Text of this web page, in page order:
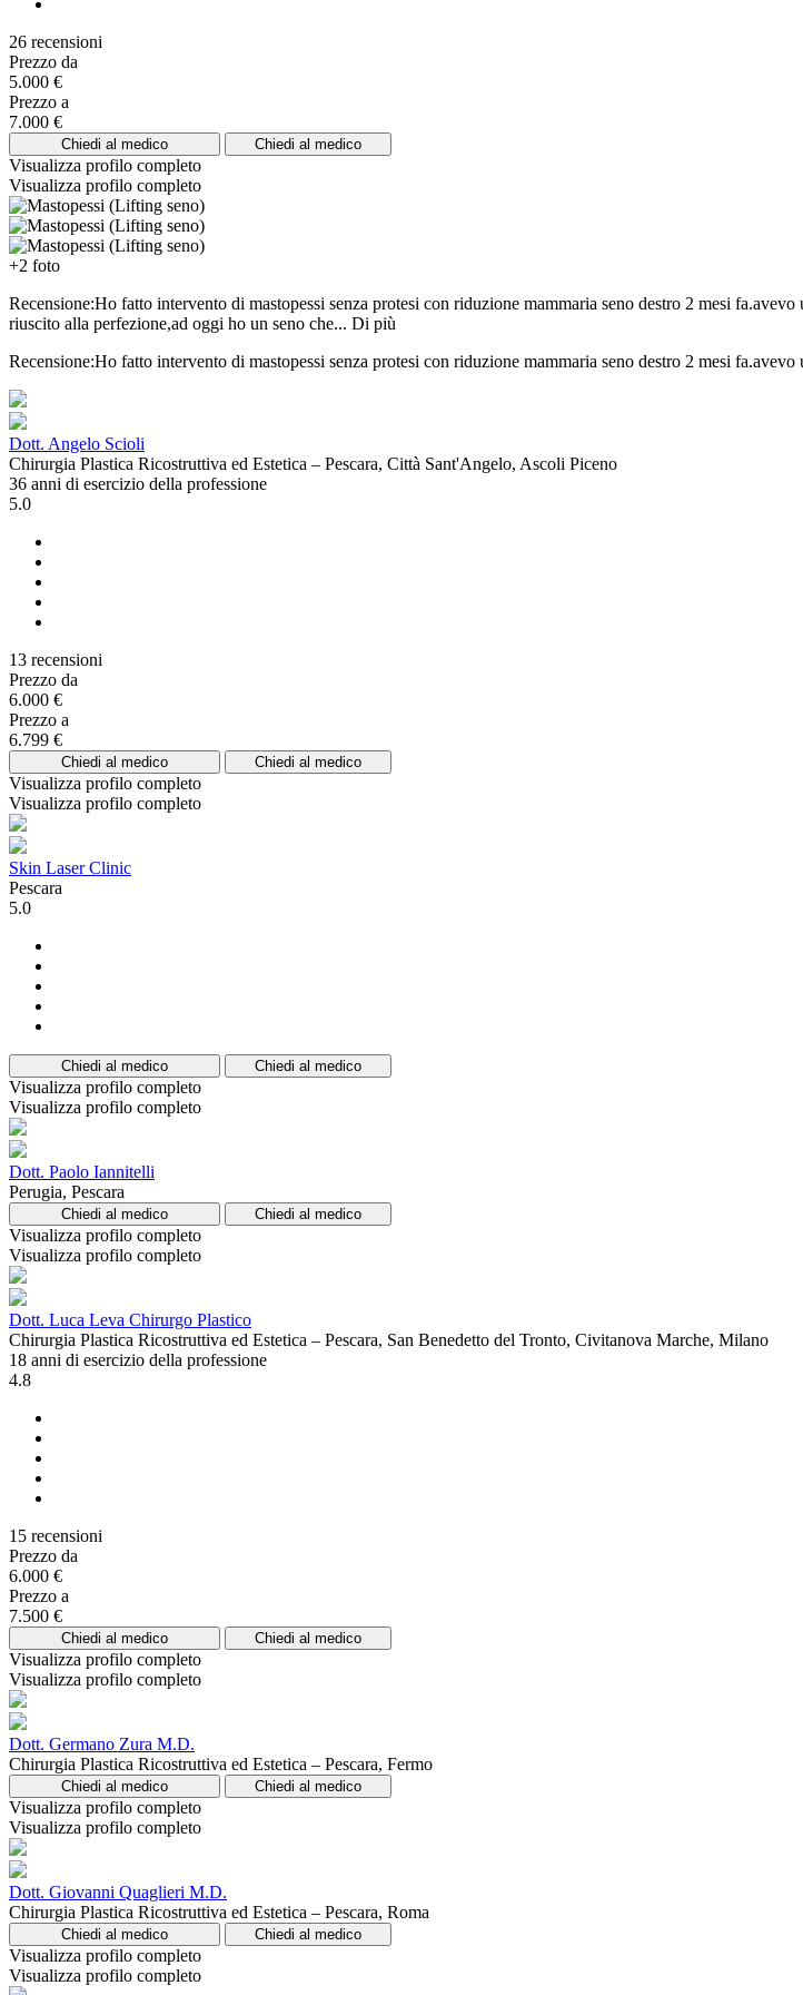
26 recensioni
Prezzo da
5.000 €
Prezzo a
7.000 €
Chiedi al medico Chiedi al medico
Visualizza profilo completo
Visualizza profilo completo
+2 foto
Recensione:Ho fatto intervento di mastopessi senza protesi con riduzione mammaria seno destro 2 mesi
riuscito alla perfezione,ad oggi ho un seno che... Di più
Recensione:Ho fatto intervento di mastopessi senza protesi con riduzione mammaria seno destro 2 mesi fa.avevo
Dott. Angelo Scioli
Chirurgia Plastica Ricostruttiva ed Estetica – Pescara, Città Sant'Angelo, Ascoli Piceno
36 anni di esercizio della professione
5.0
13 recensioni
Prezzo da
6.000 €
Prezzo a
6.799 €
Chiedi al medico Chiedi al medico
Visualizza profilo completo
Visualizza profilo completo
Skin Laser Clinic
Pescara
5.0
Chiedi al medico Chiedi al medico
Visualizza profilo completo
Visualizza profilo completo
Dott. Paolo Iannitelli
Perugia, Pescara
Chiedi al medico Chiedi al medico
Visualizza profilo completo
Visualizza profilo completo
Dott. Luca Leva Chirurgo Plastico
Chirurgia Plastica Ricostruttiva ed Estetica – Pescara, San Benedetto del Tronto, Civitanova Marche, Milano
18 anni di esercizio della professione
4.8
15 recensioni
Prezzo da
6.000 €
Prezzo a
7.500 €
Chiedi al medico Chiedi al medico
Visualizza profilo completo
Visualizza profilo completo
Dott. Germano Zura M.D.
Chirurgia Plastica Ricostruttiva ed Estetica – Pescara, Fermo
Chiedi al medico Chiedi al medico
Visualizza profilo completo
Visualizza profilo completo
Dott. Giovanni Quaglieri M.D.
Chirurgia Plastica Ricostruttiva ed Estetica – Pescara, Roma
Chiedi al medico Chiedi al medico
Visualizza profilo completo
Visualizza profilo completo